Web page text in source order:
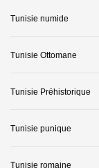
Tunisie numide
Tunisie Ottomane
Tunisie Préhistorique
Tunisie punique
Tunisie romaine